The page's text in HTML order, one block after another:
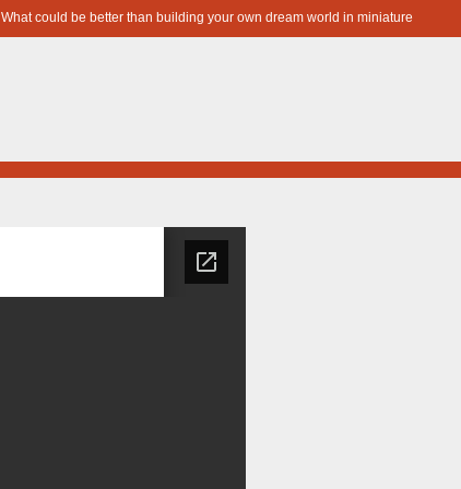
What could be better than building your own dream world in miniature